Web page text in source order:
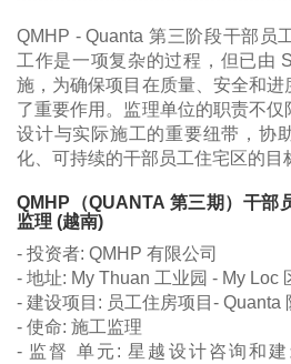
QMHP - Quanta 第三阶段干部员
工作是一项复杂的过程，但已由
施，为确保项目在质量、安全和
了重要作用。监理单位的职责不
设计与实际施工的重要纽带，协
化、可持续的干部员工住宅区的目
QMHP（QUANTA 第三期）干部
监理 (越南)
- 投资者: QMHP 有限公司
- 地址: My Thuan 工业园 - My Loc
- 建设项目: 员工住房项目- Quanta
- 使命: 施工监理
- 监督 单元: 星越设计咨询和